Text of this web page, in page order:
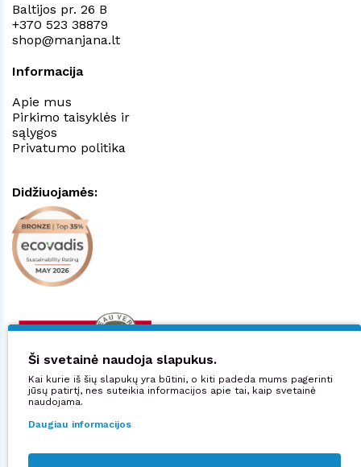
Baltijos pr. 26 B
+370 523 38879
shop@manjana.lt
Informacija
Apie mus
Pirkimo taisyklės ir
sąlygos
Privatumo politika
Didžiuojamės:
Ši svetainė naudoja slapukus.
Kai kurie iš šių slapukų yra būtini, o kiti padeda mums pagerinti
jūsų patirtį, nes suteikia informacijos apie tai, kaip svetainė
naudojama.
Daugiau informacijos